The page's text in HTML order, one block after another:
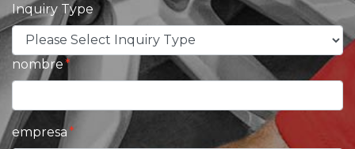
Inquiry Type
nombre
empresa